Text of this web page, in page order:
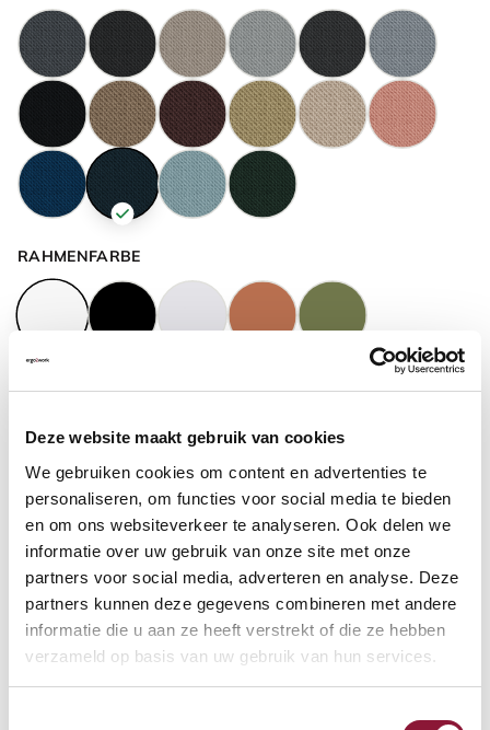
Deze website maakt gebruik van cookies
We gebruiken cookies om content en advertenties te
personaliseren, om functies voor social media te bieden
en om ons websiteverkeer te analyseren. Ook delen we
informatie over uw gebruik van onze site met onze
partners voor social media, adverteren en analyse. Deze
partners kunnen deze gegevens combineren met andere
informatie die u aan ze heeft verstrekt of die ze hebben
verzameld op basis van uw gebruik van hun services.
RAHMENFARBE
GASFEDERHÖHE
BODENKONTAKT
FUSSRING ?